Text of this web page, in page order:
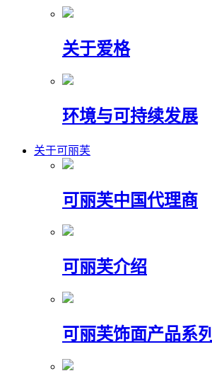
关于爱格
环境与可持续发展
关于可丽芙
可丽芙中国代理商
可丽芙介绍
可丽芙饰面产品系列